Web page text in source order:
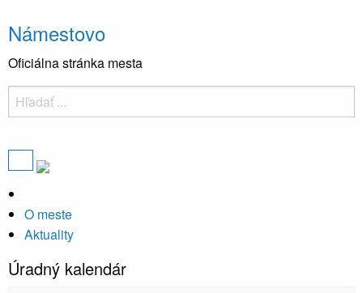
Námestovo
Oficiálna stránka mesta
O meste
Aktuality
Úradný kalendár